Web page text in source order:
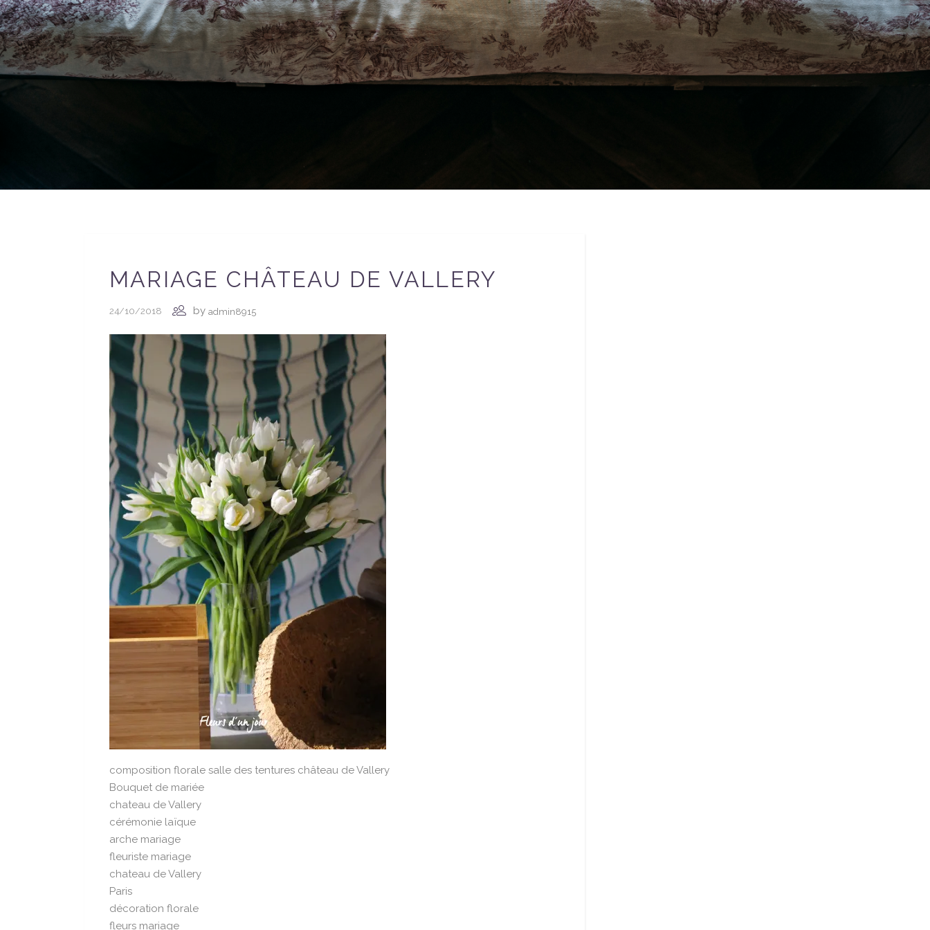
MARIAGE CHÂTEAU DE VALLERY
24/10/2018 by admin8915
composition florale salle des tentures château de Vallery
Bouquet de mariée
chateau de Vallery
cérémonie laïque
arche mariage
fleuriste mariage
chateau de Vallery
Paris
décoration florale
fleurs mariage